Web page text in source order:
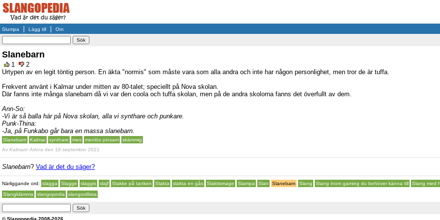
Slumpa Lägg till Om
Slanebarn
1
2
Urtypen av en legit töntig person. En äkta "normis" som måste vara som alla andra och inte har någon personlighet, men tror de är tuffa.
Frekvent använt i Kalmar under mitten av 80-talet; speciellt på Nova skolan.
Där fanns inte många slanebarn då vi var den coola och tuffa skolan, men på de andra skolorna fanns det överfullt av dem.
Ann-So:
-Vi är så balla här på Nova skolan, alla vi synthare och punkare.
Punk-Thina:
-Ja, på Funkabo går bara en massa slanebarn.
Slanebarn Kalmar synthare mes menlös pinsam
skämmig
Av Kalmarrr Adora den 18 september 2021
Slanebarn? Vad är det du säger?
Närliggande ord: slagga Slagge slaggis slajf Slakke på tanken Slakta slakta en gås Slaktismage Slampa Slan Slanebarn Slang Slang inom gaming du behöver känna till Slang med
Slangklämma
slangopedia slangordlista
© Slangopedia 2008-2026